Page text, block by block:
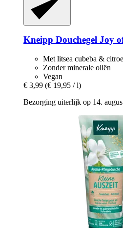
Kneipp Douchegel Joy
Met litsea cubeba &
Zonder minerale oliën
Vegan
€ 3,99 (€ 19,95 / l)
Bezorging uiterlijk op 14.